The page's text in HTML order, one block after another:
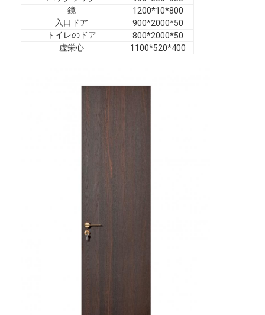
ホテル家具
ヴィラ家具
商用クラブ家具
ダイニングルームの家具
装飾された家具
鏡
1200*10*800
入口ドア
900*2000*50
トイレのドア
800*2000*50
虚栄心
1100*520*400